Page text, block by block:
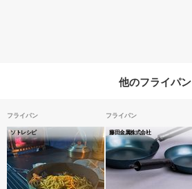
他のフライパン
フライパン
ソトレシピ
フライパン
藤田金属株式会社